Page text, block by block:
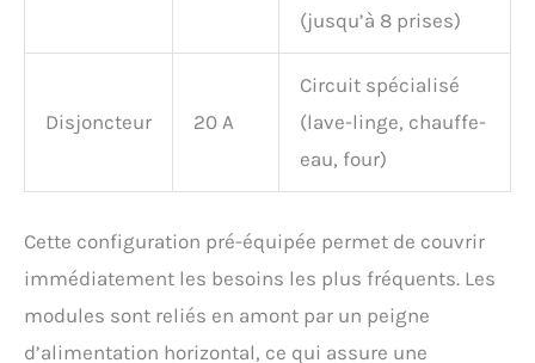
(jusqu’à 8 prises)
Disjoncteur 20 A
Circuit spécialisé
(lave-linge, chauffe-
eau, four)
Cette configuration pré-équipée permet de couvrir
immédiatement les besoins les plus fréquents. Les
modules sont reliés en amont par un peigne
d’alimentation horizontal, ce qui assure une